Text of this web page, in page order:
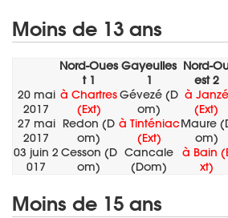
Moins de 13 ans
Nord-Oues
t 1
Gayeulles
1
Nord-
est 2
20 mai
2017
à Chartres
(Ext)
Gévezé (D
om)
à Janzé
(Ext)
27 mai
2017
Redon (D
om)
à Tinténiac
(Ext)
Maure
om)
03 juin 2
017
Cesson (D
om)
Cancale
(Dom)
à Bain
xt)
Moins de 15 ans